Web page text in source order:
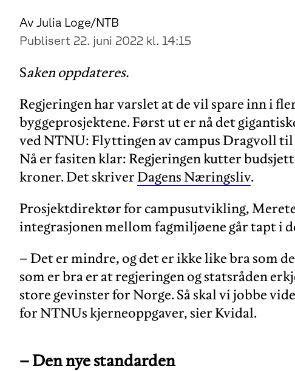
Av Julia Loge/NTB
Publisert 22. juni 2022 kl. 14:15
Saken oppdateres.
Regjeringen har varslet at de vil spare inn i
byggeprosjektene. Først ut er nå det
ved NTNU: Flyttingen av campus Dragvoll
Nå er fasiten klar: Regjeringen kutter
kroner. Det skriverDagens Næringsliv.
Prosjektdirektør for campusutvikling,
integrasjonen mellom fagmiljøene går tapt i
– Det er mindre, og det er ikke like bra som
som er bra er at regjeringen og statsråden
store gevinster for Norge. Så skal vi jobbe
for NTNUs kjerneoppgaver, sier Kvidal.
– Den nye standarden